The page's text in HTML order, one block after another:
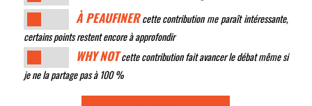
À PEAUFINERcette contribution me paraît intéressante,
certains points restent encore à approfondir
WHY NOTcette contribution fait avancer le débat même si
je ne la partage pas à 100 %